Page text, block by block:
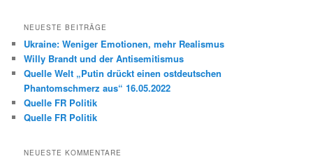
NEUESTE BEITRÄGE
Ukraine: Weniger Emotionen, mehr Realismus
Willy Brandt und der Antisemitismus
Quelle Welt „Putin drückt einen ostdeutschen
Phantomschmerz aus“ 16.05.2022
Quelle FR Politik
Quelle FR Politik
NEUESTE KOMMENTARE